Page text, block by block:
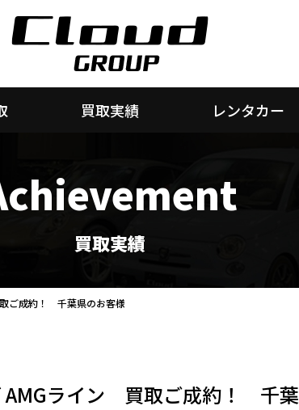
買取実績 レンタカー
買取実績
ご成約！ 千葉県のお客様
AMGライン 買取ご成約！ 千葉